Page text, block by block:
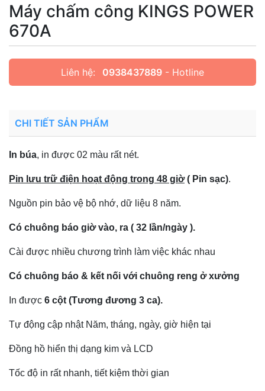
Máy chấm công KINGS POWER
670A
Liên hệ: 0938437889 - Hotline
CHI TIẾT SẢN PHẨM
In búa, in được 02 màu rất nét.
Pin lưu trữ điện hoạt động trong 48 giờ( Pin sạc).
Nguồn pin bảo vệ bộ nhớ, dữ liệu 8 năm.
Có chuông báo giờ vào, ra ( 32 lần/ngày ).
Cài được nhiều chương trình làm việc khác nhau
Có chuông báo & kết nối với chuông reng ở xưởng
In được 6 cột (Tương đương 3 ca).
Tự động cập nhật Năm, tháng, ngày, giờ hiện tại
Đồng hồ hiển thị dạng kim và LCD
Tốc độ in rất nhanh, tiết kiệm thời gian